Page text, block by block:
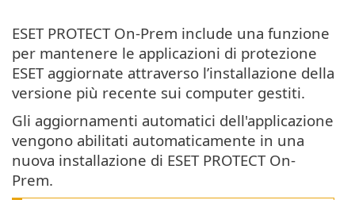
ESET PROTECT On-Prem include una funzione
per mantenere le applicazioni di protezione
ESET aggiornate attraverso l’installazione della
versione più recente sui computer gestiti.
Gli aggiornamenti automatici dell'applicazione
vengono abilitati automaticamente in una
nuova installazione di ESET PROTECT On-
Prem.